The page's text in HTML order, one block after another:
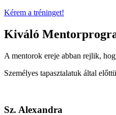
Kérem a tréninget!
Kiváló
A mentorok ereje abban rejlik,
Személyes tapasztalatuk által
Sz. Alexandra